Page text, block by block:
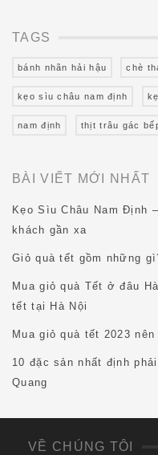
TAGS
bánh nhãn hải hậu chè
kẹo sìu châu nam định
nam định thịt trâu gác
BÀI VIẾT MỚI NHẤT
Kẹo Sìu Châu Nam Định
khách gần xa
Giỏ quà tết gồm những
Mua giỏ quà Tết ở đâu
tết tại Hà Nội
Mua giỏ quà tết 2023
10 đặc sản nhất định
Quang
VỀ CHÚNG TÔI